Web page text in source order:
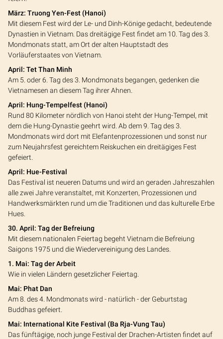
März: Truong Yen-Fest (Hanoi)
Mit diesem Fest wird der Le- und Dinh-Könige gedacht, bedeutende
Dynastien in Vietnam. Das dreitägige Fest findet am 10. Tag des 3.
Mondmonats statt, am Ort der alten Hauptstadt des
Vorläuferstaates von Vietnam.
April: Tet Than Minh
Am 5. oder 6. Tag des 3. Mondmonats begangen, gedenken die
Vietnamesen an diesem Tag ihrer Ahnen.
April: Hung-Tempelfest (Hanoi)
Rund 80 Kilometer nördlich von Hanoi steht der Hung-Tempel, mit
dem die Hung-Dynastie geehrt wird. Ab dem 9. Tag des 3.
Mondmonats wird dort mit Elefantenprozessionen und sonst nur
zum Neujahrsfest gereichtem Reiskuchen ein dreitägiges Fest
gefeiert.
April: Hue-Festival
Das Festival ist neueren Datums und wird an geraden Jahreszahlen
alle zwei Jahre veranstaltet, mit Konzerten, Prozessionen und
Handwerksmärkten rund um die Traditionen und das kulturelle Erbe
Hues.
30. April: Tag der Befreiung
Mit diesem nationalen Feiertag begeht Vietnam die Befreiung
Saigons 1975 und die Wiedervereinigung des Landes.
1. Mai: Tag der Arbeit
Wie in vielen Ländern gesetzlicher Feiertag.
Mai: Phat Dan
Am 8. des 4. Mondmonats wird - natürlich - der Geburtstag
Buddhas gefeiert.
Mai: International Kite Festival (Ba Rja-Vung Tau)
Das fünftägige, noch junge Festival der Drachen-Artisten findet auf